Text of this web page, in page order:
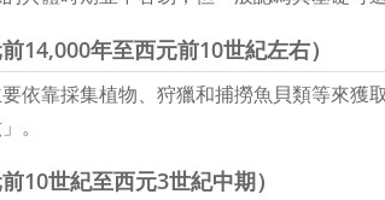
14,000年至西元前10世紀左右）
依靠採集植物、狩獵和捕撈魚貝類等來獲
。
10世紀至西元3世紀中期）